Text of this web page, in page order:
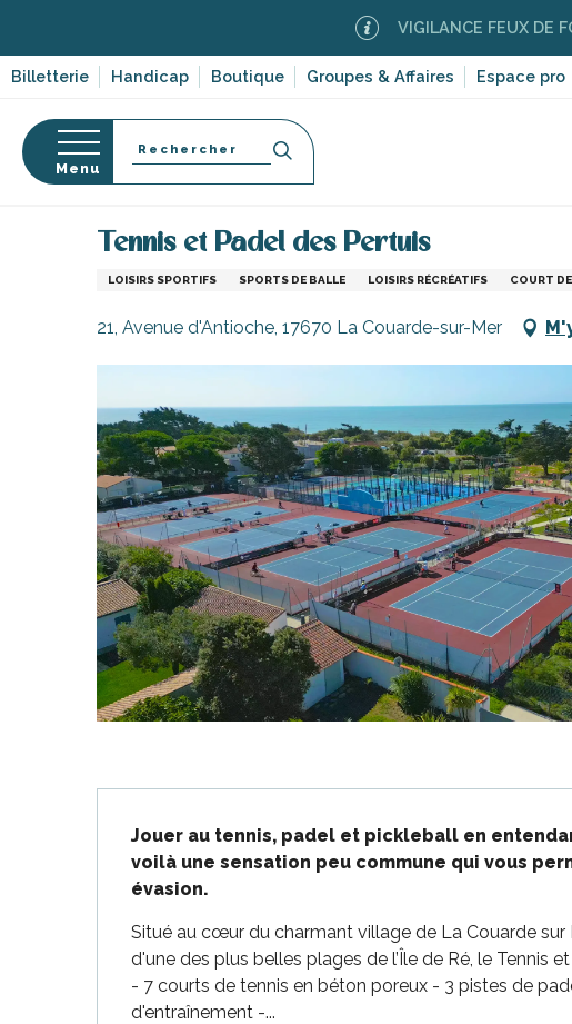
contenu
Billetterie Handicap Boutique Groupes & Affaires Espace pro
VIGILANCE FEUX DE FORÊT
Clément-
Menu
Recherche
Accueil
Tennis et Padel des Pertuis
LOISIRS SPORTIFS SPORTS DE BALLE LOISIRS RÉCRÉATIFS COURT
21, Avenue d'Antioche, 17670 La Couarde-sur-Mer
Jouer au tennis, padel et pickleball en
voilà une sensation peu commune qui vous
évasion.
Situé au cœur du charmant village de La Couarde
d'une des plus belles plages de l’Île de Ré, le Tennis
- 7 courts de tennis en béton poreux - 3 pistes de
d'entraînement -...